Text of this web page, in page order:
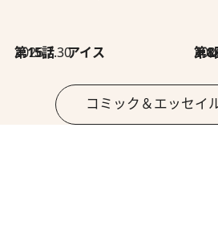
2026.7.30
第15話 アイス 第8回「
コミック＆エッセイ